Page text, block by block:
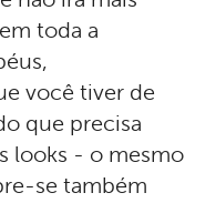
toda a
você tiver de
que precisa
looks - o mesmo
se também